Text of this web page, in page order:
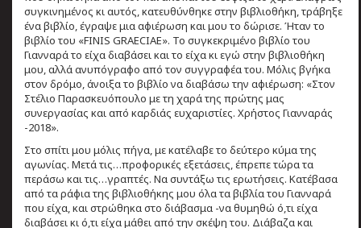
συγκινημένος κι αυτός, κατευθύνθηκε στην βιβλιοθήκη, τράβηξε
ένα βιβλίο, έγραψε μια αφιέρωση και μου το δώρισε. Ήταν το
βιβλίο του «FINIS GRAECIAE». Το συγκεκριμένο βιβλίο του
Γιανναρά το είχα διαβάσει και το είχα κι εγώ στην βιβλιοθήκη
μου, αλλά ανυπόγραφο από τον συγγραφέα του. Μόλις βγήκα
στον δρόμο, άνοιξα το βιβλίο να διαβάσω την αφιέρωση: «Στον
Στέλιο Παρασκευόπουλο με τη χαρά της πρώτης μας
συνεργασίας και από καρδιάς ευχαριστίες. Χρήστος Γιανναράς
-2018».
Στο σπίτι μου μόλις πήγα, με κατέλαβε το δεύτερο κύμα της
αγωνίας. Μετά τις…προφορικές εξετάσεις, έπρεπε τώρα τα
περάσω και τις…γραπτές. Να συντάξω τις ερωτήσεις. Κατέβασα
από τα ράφια της βιβλιοθήκης μου όλα τα βιβλία του Γιανναρά
που είχα, και στρώθηκα στο διάβασμα -να θυμηθώ ό,τι είχα
διαβάσει κι ό,τι είχα μάθει από την σκέψη του. Διάβαζα και